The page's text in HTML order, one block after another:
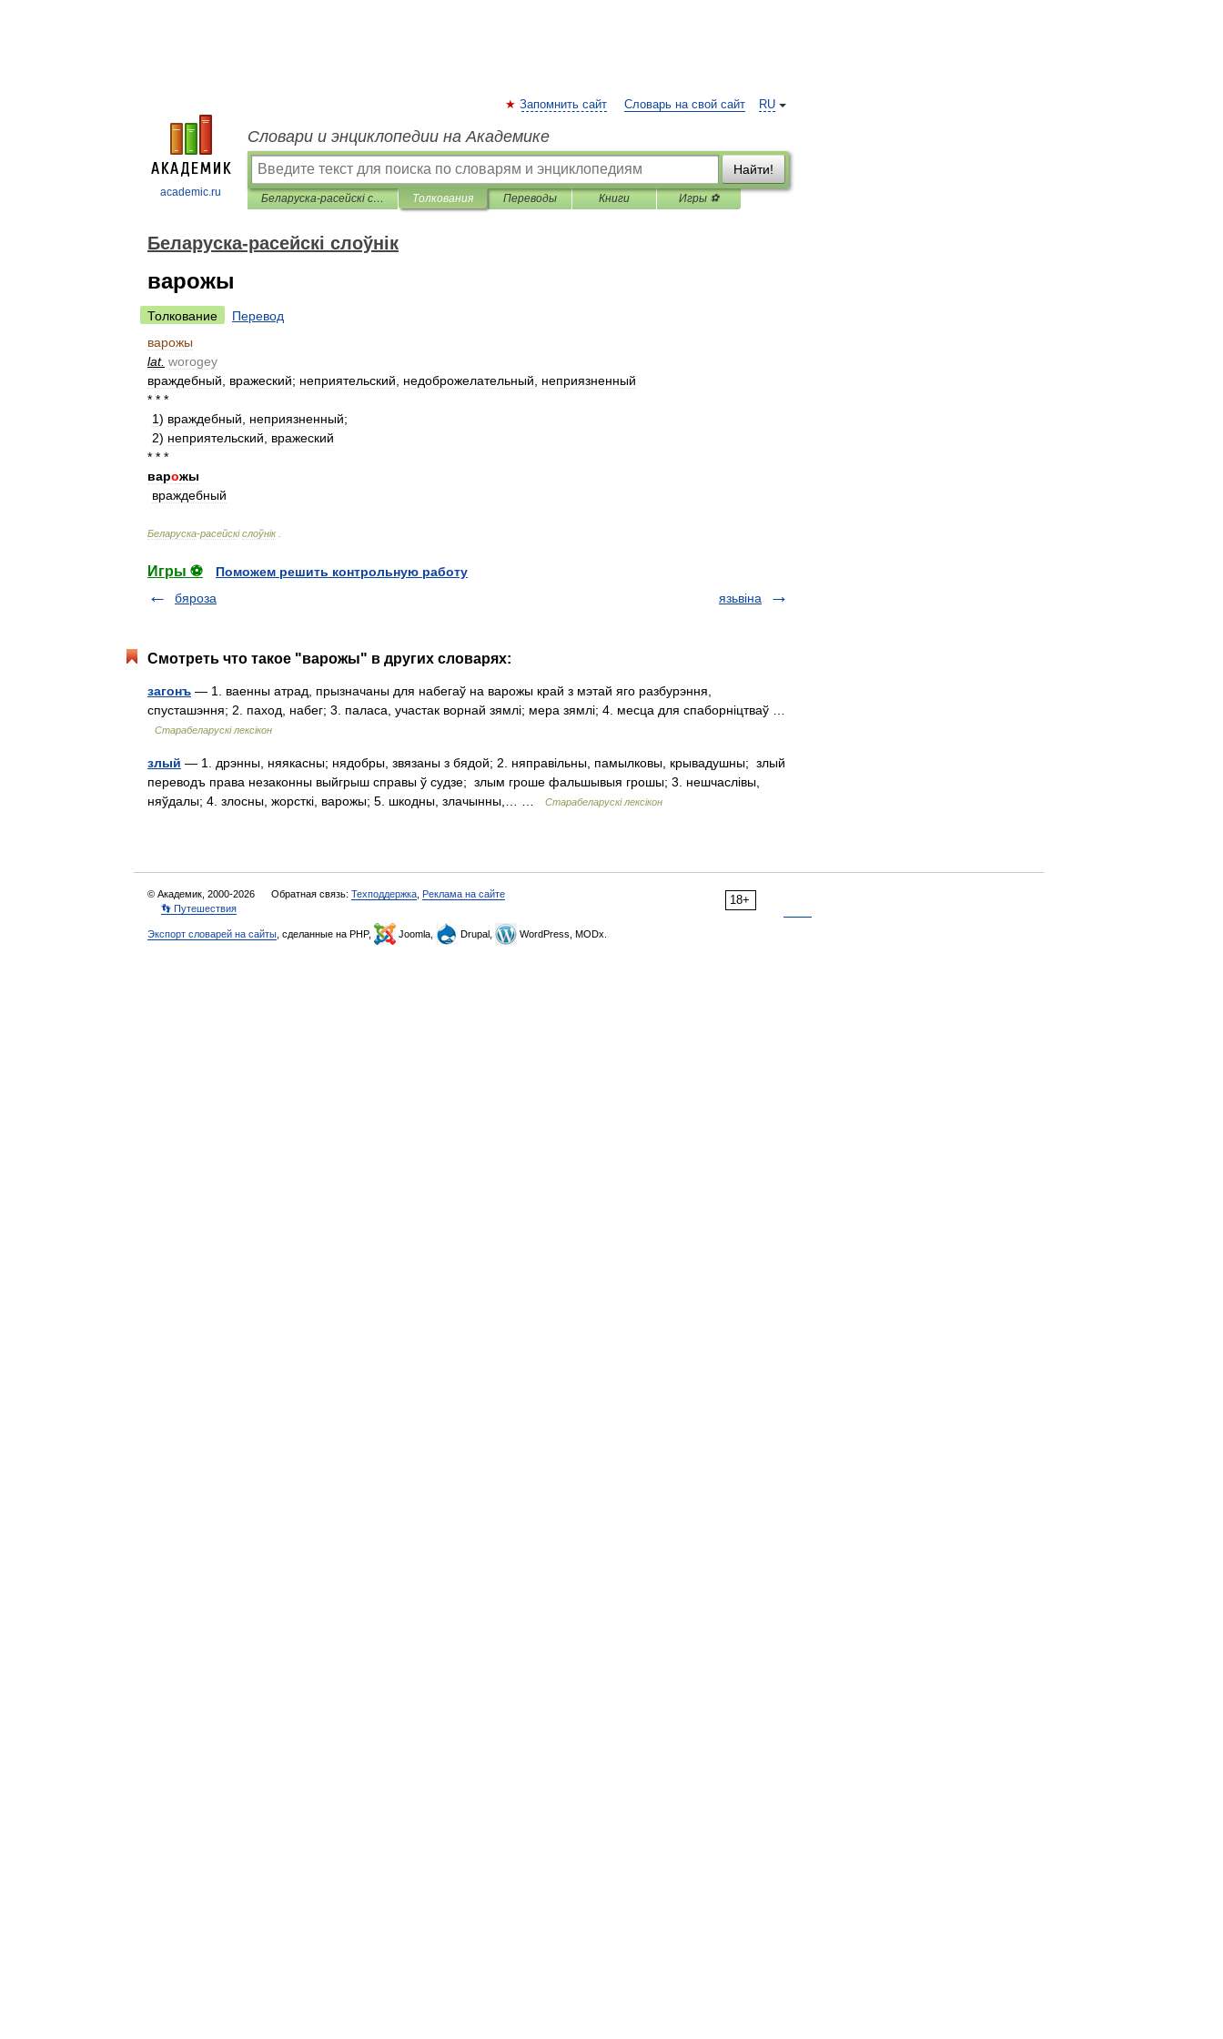
academic.ru
RU
Запомнить сайт Словарь на свой сайт
Словари и энциклопедии на Академике
Найти!
Беларуска-расейскі слоўнік Толкования Переводы Книги Игры ⚽
Беларуска-расейскі слоўнік
варожы
Толкование
Перевод
варожы
lat. worogey
враждебный
вражеский; неприятельский недоброжелательный
неприязненный
* * *
1) враждебный неприязненный;
2) неприятельский
вражеский
* * *
варожы
враждебный
Беларуска-расейскіслоўнік
Игры ⚽
Поможем решить контрольную работу
бяроза
язьвіна
Смотреть что такое "варожы" в других словарях:
загонъ — 1. ваенны атрад, прызначаны для набегаў на варожы край з мэтай яго разбурэння,
спусташэння; 2. паход, набег; 3. паласа, участак ворнай зямлі; мера зямлі; 4. месца для спаборніцтваў …
Старабеларускі лексікон
злый — 1. дрэнны, няякасны; нядобры, звязаны з бядой; 2. няправільны, памылковы, крывадушны;  злый
переводъ права незаконны выйгрыш справы ў судзе;  злым гроше фальшывыя грошы; 3. нешчаслівы,
няўдалы; 4. злосны, жорсткі, варожы; 5. шкодны, злачынны,… …
Старабеларускі лексікон
18+
© Академик, 2000-2026 Обратная связь: Техподдержка Реклама на сайте
👣 Путешествия
Экспорт словарей на сайты , сделанные на PHP, Joomla, Drupal, WordPress, MODx.